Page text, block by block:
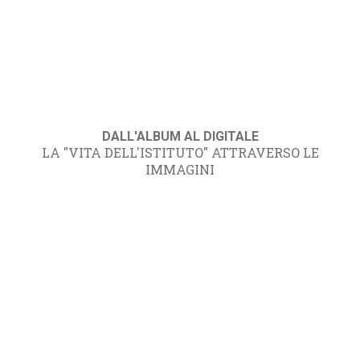
DALL'ALBUM AL DIGITALE
LA "VITA DELL'ISTITUTO" ATTRAVERSO LE
IMMAGINI